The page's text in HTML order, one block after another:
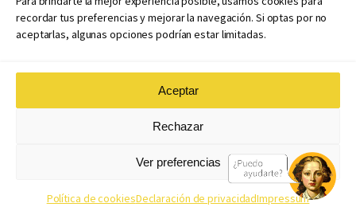
recordar tus preferencias y mejorar la navegación. Si optas por no
aceptarlas, algunas opciones podrían estar limitadas.
Aceptar
Rechazar
Ver preferencias
Política de cookiesDeclaración de privacidadImpressum
Atribuciones